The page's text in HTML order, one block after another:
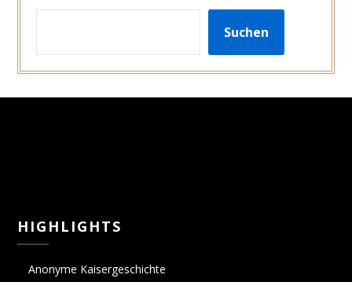
Suchen
HIGHLIGHTS
Anonyme Kaisergeschichte